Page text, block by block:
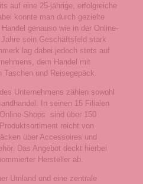
auf eine 25-jährige, erfolgreiche
konnte man durch gezielte
genauso wie in der Online-
sein Geschäftsfeld stark
lag dabei jedoch stets auf
dem Handel mit
Taschen und Reisegepäck.
Unternehmens zählen sowohl
In seinen 15 Filialen
Shops sind über 150
reicht von
über Accessoires und
Das Angebot deckt hierbei
Hersteller ab.
Umland und eine zentrale